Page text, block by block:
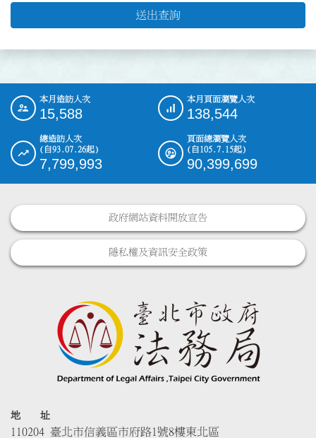
送出查詢
::: 本月造訪人次
15,588
本月頁面瀏覽人次
138,544
總造訪人次
(自93.07.26起)
7,799,993
頁面總瀏覽人次
(自105.7.15起)
90,399,699
政府網站資料開放宣告
隱私權及資訊安全政策
地 址
110204 臺北市信義區市府路1號8樓東北區